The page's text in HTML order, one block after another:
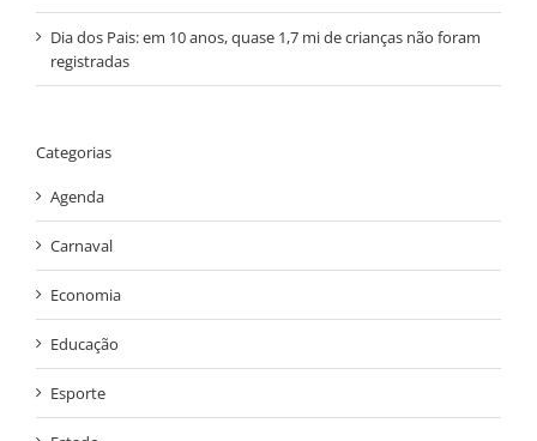
Dia dos Pais: em 10 anos, quase 1,7 mi de crianças não foram
registradas
Categorias
Agenda
Carnaval
Economia
Educação
Esporte